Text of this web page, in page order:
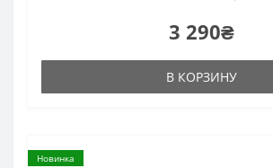
3 290₴
В КОРЗИНУ
Новинка